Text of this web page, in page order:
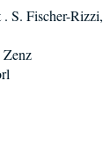
S. Fischer-Rizzi,